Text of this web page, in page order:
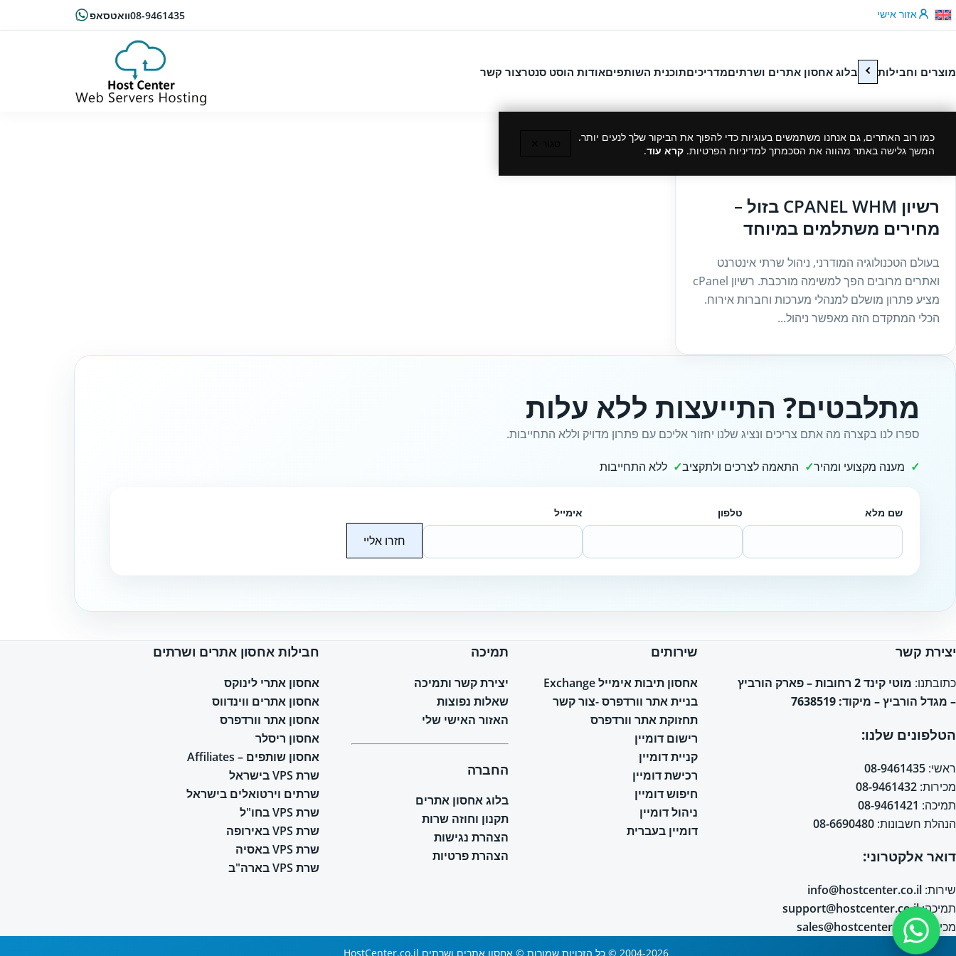
דלג לתוכן 08-9461435וואטסאפ אזור אישי
מוצרים וחבילות בלוג אחסון אתרים ושרתיםמדריכיםתוכנית השותפיםאודות הוסט סנטרצור קשר
כמו רוב האתרים, גם אנחנו משתמשים בעוגיות כדי להפוך את הביקור שלך לנעים יותר.
המשך גלישה באתר מהווה את הסכמתך למדיניות הפרטיות. קרא עוד.
רשיון CPANEL WHM בזול –
מחירים משתלמים במיוחד
בעולם הטכנולוגיה המודרני, ניהול שרתי אינטרנט
ואתרים מרובים הפך למשימה מורכבת. רשיון cPanel
מציע פתרון מושלם למנהלי מערכות וחברות אירוח.
הכלי המתקדם הזה מאפשר ניהול...
מתלבטים? התייעצות ללא עלות
ספרו לנו בקצרה מה אתם צריכים ונציג שלנו יחזור אליכם עם פתרון מדויק וללא התחייבות.
מענה מקצועי ומהיר התאמה לצרכים ולתקציב ללא התחייבות
שם מלא טלפון אימייל
חזרו אליי
יצירת קשר
כתובתנו:
מוטי קינד 2 רחובות – פארק הורביץ
– מגדל הורביץ – מיקוד: 7638519
הטלפונים שלנו:
ראשי: 08-9461435
מכירות: 08-9461432
תמיכה: 08-9461421
הנהלת חשבונות: 08-6690480
דואר אלקטרוני:
שירות: info@hostcenter.co.il
תמיכה:support@hostcenter.co.il
מכירות: sales@hostcenter.co.il
שירותים
אחסון תיבות אימייל Exchange
בניית אתר וורדפרס -צור קשר
תחזוקת אתר וורדפרס
רישום דומיין
קניית דומיין
רכישת דומיין
חיפוש דומיין
ניהול דומיין
דומיין בעברית
תמיכה
יצירת קשר ותמיכה
שאלות נפוצות
האזור האישי שלי
החברה
בלוג אחסון אתרים
תקנון וחוזה שרות
הצהרת נגישות
הצהרת פרטיות
חבילות אחסון אתרים ושרתים
אחסון אתרי לינוקס
אחסון אתרים ווינדווס
אחסון אתר וורדפרס
אחסון ריסלר
אחסון שותפים – Affiliates
שרת VPS בישראל
שרתים וירטואלים בישראל
שרת VPS בחו"ל
שרת VPS באירופה
שרת VPS באסיה
שרת VPS בארה"ב
2004-2026 © כל הזכויות שמורות © אחסון אתרים ושרתים HostCenter.co.il